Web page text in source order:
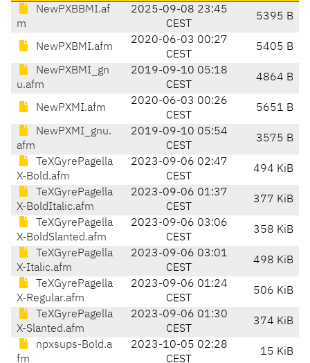
NewPXBBMI.af
m
2025-09-08 23:45
CEST
5395 B
NewPXBMI.afm
2020-06-03 00:27
CEST
5405 B
NewPXBMI_gn
u.afm
2019-09-10 05:18
CEST
4864 B
NewPXMI.afm
2020-06-03 00:26
CEST
5651 B
NewPXMI_gnu.
afm
2019-09-10 05:54
CEST
3575 B
TeXGyrePagella
X-Bold.afm
2023-09-06 02:47
CEST
494 KiB
TeXGyrePagella
X-BoldItalic.afm
2023-09-06 01:37
CEST
377 KiB
TeXGyrePagella
X-BoldSlanted.afm
2023-09-06 03:06
CEST
358 KiB
TeXGyrePagella
X-Italic.afm
2023-09-06 03:01
CEST
498 KiB
TeXGyrePagella
X-Regular.afm
2023-09-06 01:24
CEST
506 KiB
TeXGyrePagella
X-Slanted.afm
2023-09-06 01:30
CEST
374 KiB
npxsups-Bold.a
fm
2023-10-05 02:28
CEST
15 KiB